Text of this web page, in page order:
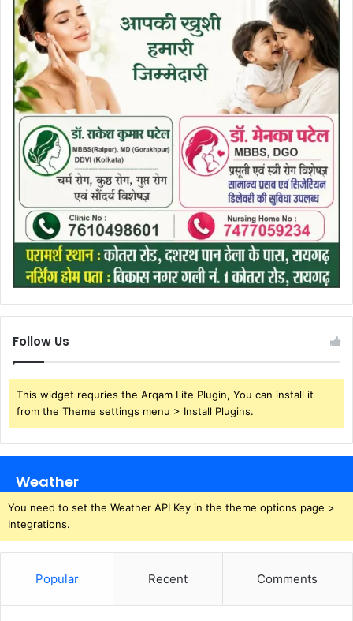
Follow Us
This widget requries the Arqam Lite Plugin, You can install it
from the Theme settings menu > Install Plugins.
Weather
You need to set the Weather API Key in the theme options page >
Integrations.
Popular Recent Comments